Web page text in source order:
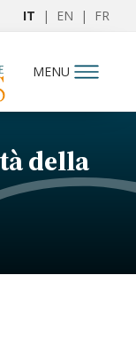
IT | EN | FR
MENU
della